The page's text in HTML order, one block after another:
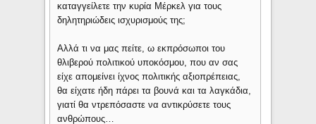
καταγγείλετε την κυρία Μέρκελ για τους
δηλητηριώδεις ισχυρισμούς της;
Αλλά τι να μας πείτε, ω εκπρόσωποι του
θλιβερού πολιτικού υποκόσμου, που αν σας
είχε απομείνει ίχνος πολιτικής αξιοπρέπειας,
θα είχατε ήδη πάρει τα βουνά και τα λαγκάδια,
γιατί θα ντρεπόσαστε να αντικρύσετε τους
ανθρώπους…